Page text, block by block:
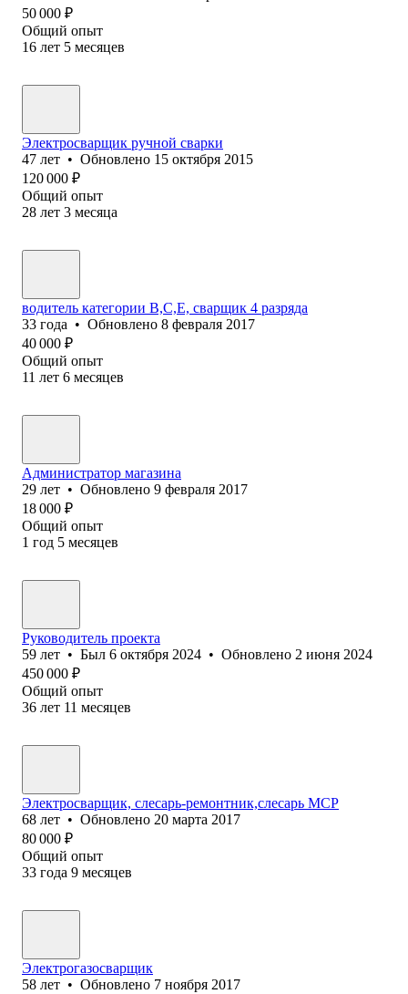
50 000 ₽
Общий опыт
16 лет 5 месяцев
Электросварщик ручной сварки
47 лет • Обновлено 15 октября 2015
120 000 ₽
Общий опыт
28 лет 3 месяца
водитель категории B,C,E, сварщик 4 разряда
33 года • Обновлено 8 февраля 2017
40 000 ₽
Общий опыт
11 лет 6 месяцев
Администратор магазина
29 лет • Обновлено 9 февраля 2017
18 000 ₽
Общий опыт
1 год 5 месяцев
Руководитель проекта
59 лет • Был 6 октября 2024 • Обновлено 2 июня 2024
450 000 ₽
Общий опыт
36 лет 11 месяцев
Электросварщик, слесарь-ремонтник,слесарь МСР
68 лет • Обновлено 20 марта 2017
80 000 ₽
Общий опыт
33 года 9 месяцев
Электрогазосварщик
58 лет • Обновлено 7 ноября 2017